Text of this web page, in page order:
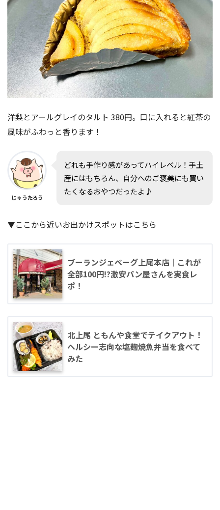
洋梨とアールグレイのタルト 380円。口に入れると紅茶の
風味がふわっと香ります！
じゅうたろう
どれも手作り感があってハイレベル！手土
産にはもちろん、自分へのご褒美にも買い
たくなるおやつだったよ♪
▼ここから近いお出かけスポットはこちら
ブーランジェベーグ上尾本店｜これが
全部100円!?激安パン屋さんを実食レ
ポ！
北上尾 ともんや食堂でテイクアウト！
ヘルシー志向な塩麹焼魚弁当を食べて
みた